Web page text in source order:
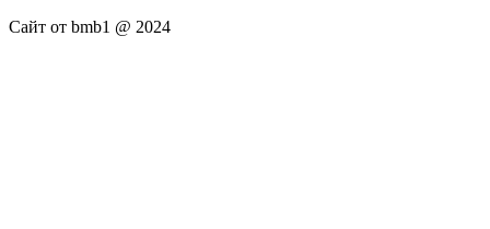
Сайт от bmb1 @ 2024